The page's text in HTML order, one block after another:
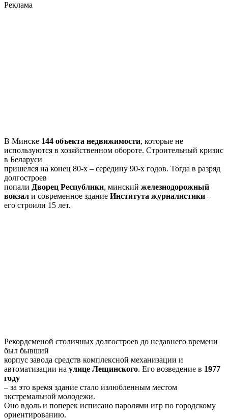
Реклама
В Минске 144 объекта недвижимости, которые не
используются в хозяйственном обороте. Строительный кризис
в Беларуси
пришелся на конец 80-х – середину 90-х годов. Тогда в разряд
долгостроев
попали Дворец Республики, минский железнодорожный
вокзал и современное здание Института журналистики –
его строили 15 лет.
Рекордсменой столичных долгостроев до недавнего времени
был бывший
корпус завода средств комплексной механизации и
автоматизации на улице Лещинского. Его возведение в 1977
году
– за это время здание стало излюбленным местом
экстремальной молодежи.
Оно вдоль и поперек исписано паролями игр по городскому
ориентированию.